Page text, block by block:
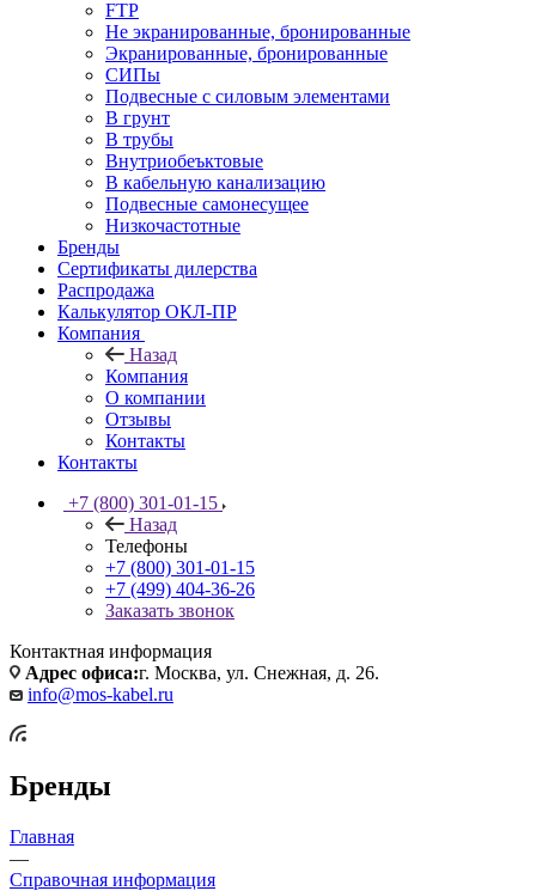
FTP
Не экранированные, бронированные
Экранированные, бронированные
СИПы
Подвесные с силовым элементами
В грунт
В трубы
Внутриобеъктовые
В кабельную канализацию
Подвесные самонесущее
Низкочастотные
Бренды
Сертификаты дилерства
Распродажа
Калькулятор ОКЛ-ПР
Компания
Назад
Компания
О компании
Отзывы
Контакты
Контакты
+7 (800) 301-01-15
Назад
Телефоны
+7 (800) 301-01-15
+7 (499) 404-36-26
Заказать звонок
Контактная информация
Адрес офиса:г. Москва, ул. Снежная, д. 26.
info@mos-kabel.ru
Бренды
Главная
—
Справочная информация